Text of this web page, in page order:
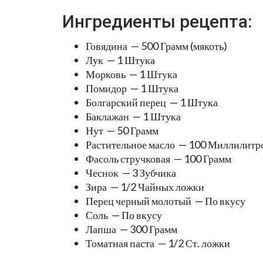
Ингредиенты рецепта:
Говядина — 500 Грамм (мякоть)
Лук — 1 Штука
Морковь — 1 Штука
Помидор — 1 Штука
Болгарский перец — 1 Штука
Баклажан — 1 Штука
Нут — 50 Грамм
Растительное масло — 100
Фасоль стручковая — 100 Грамм
Чеснок — 3 Зубчика
Зира — 1/2 Чайных ложки
Перец черный молотый — По вкусу
Соль — По вкусу
Лапша — 300 Грамм
Томатная паста — 1/2 Ст. ложки